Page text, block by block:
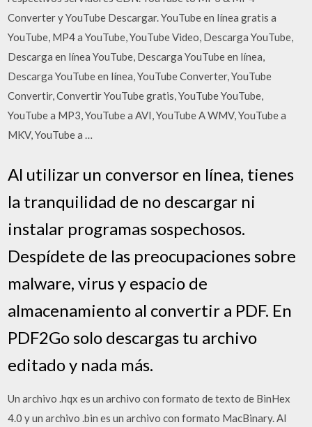
Converter y YouTube Descargar. YouTube en línea gratis a
YouTube, MP4 a YouTube, YouTube Video, Descarga YouTube,
Descarga en línea YouTube, Descarga YouTube en línea,
Descarga YouTube en línea, YouTube Converter, YouTube
Convertir, Convertir YouTube gratis, YouTube YouTube,
YouTube a MP3, YouTube a AVI, YouTube A WMV, YouTube a
MKV, YouTube a …
Al utilizar un conversor en línea, tienes
la tranquilidad de no descargar ni
instalar programas sospechosos.
Despídete de las preocupaciones sobre
malware, virus y espacio de
almacenamiento al convertir a PDF. En
PDF2Go solo descargas tu archivo
editado y nada más.
Un archivo .hqx es un archivo con formato de texto de BinHex
4.0 y un archivo .bin es un archivo con formato MacBinary. Al